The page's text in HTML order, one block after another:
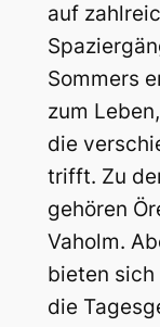
auf
Sommers
zum
die
trifft. Zu
gehören
Vaholm.
bieten
die